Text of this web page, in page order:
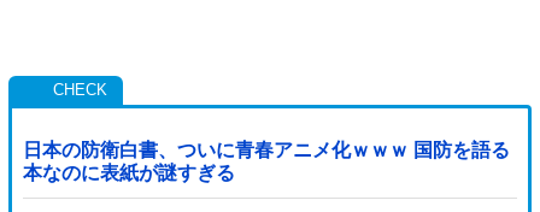
日本の防衛白書、ついに青春アニメ化ｗｗｗ 国防を語る
本なのに表紙が謎すぎる